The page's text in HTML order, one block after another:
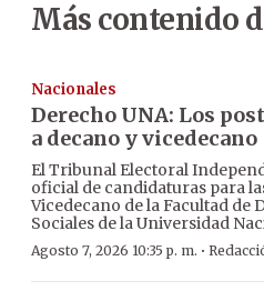
Más contenido
Nacionales
Derecho UNA: Los
a decano y vicedecano
El Tribunal Electoral
oficial de candidaturas para
Vicedecano de la Facultad de
Sociales de la Universidad
Agosto 7, 2026 10:35 p. m. ·